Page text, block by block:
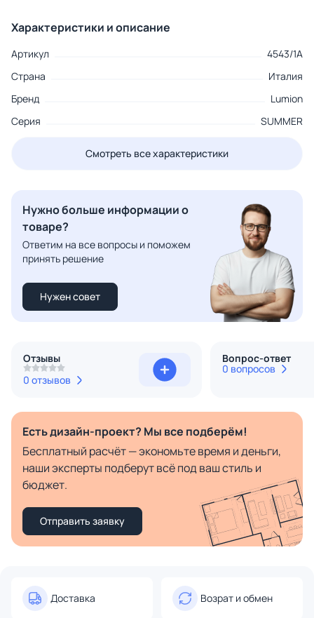
Характеристики и описание
Артикул
4543/1A
Страна
Италия
Бренд
Lumion
Серия
SUMMER
Смотреть все характеристики
Нужно больше информации о
товаре?
Ответим на все вопросы и поможем
принять решение
Нужен совет
Отзывы
0 отзывов
Вопрос-ответ
0 вопросов
Есть дизайн-проект? Мы все подберём!
Бесплатный расчёт — экономьте время и деньги,
наши эксперты подберут всё под ваш стиль и
бюджет.
Отправить заявку
Доставка Возрат и обмен